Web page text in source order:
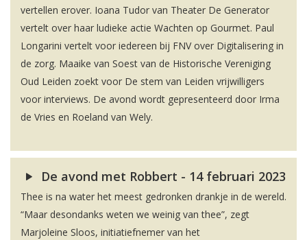
vertellen erover. Ioana Tudor van Theater De Generator
vertelt over haar ludieke actie Wachten op Gourmet. Paul
Longarini vertelt voor iedereen bij FNV over Digitalisering in
de zorg. Maaike van Soest van de Historische Vereniging
Oud Leiden zoekt voor De stem van Leiden vrijwilligers
voor interviews. De avond wordt gepresenteerd door Irma
de Vries en Roeland van Wely.
De avond met Robbert - 14 februari 2023
Thee is na water het meest gedronken drankje in de wereld.
“Maar desondanks weten we weinig van thee”, zegt
Marjoleine Sloos, initiatiefnemer van het